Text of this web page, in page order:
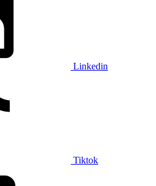
Linkedin
Tiktok